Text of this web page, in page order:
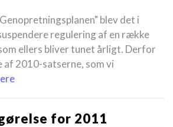
blev det i
regulering af en række
ellers bliver tunet årligt. Derfor
af 2010-satserne, som vi
for 2011